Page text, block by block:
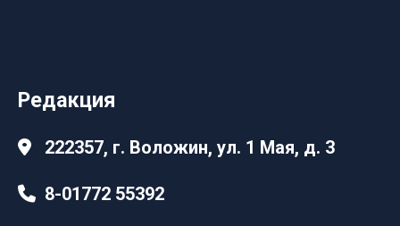
Редакция
222357, г. Воложин, ул. 1 Мая, д. 3
8-01772 55392